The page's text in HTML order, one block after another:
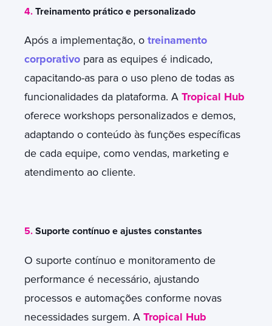
4. Treinamento prático e personalizado
Após a implementação, o treinamento
corporativo para as equipes é indicado,
capacitando-as para o uso pleno de todas as
funcionalidades da plataforma. A Tropical Hub
oferece workshops personalizados e demos,
adaptando o conteúdo às funções específicas
de cada equipe, como vendas, marketing e
atendimento ao cliente.
5. Suporte contínuo e ajustes constantes
O suporte contínuo e monitoramento de
performance é necessário, ajustando
processos e automações conforme novas
necessidades surgem. A Tropical Hub